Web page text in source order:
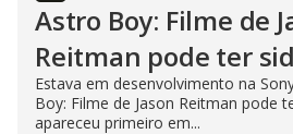
Astro Boy: Filme de
Reitman pode ter
Estava em desenvolvimento na
Boy: Filme de Jason Reitman pode
apareceu primeiro em...